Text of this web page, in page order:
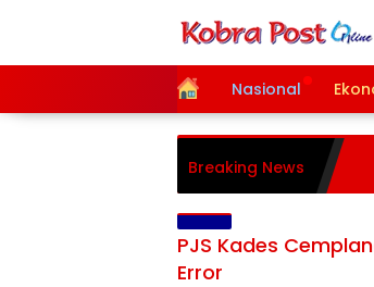
HomeNasional
Breaking News
PJS Kades
Error